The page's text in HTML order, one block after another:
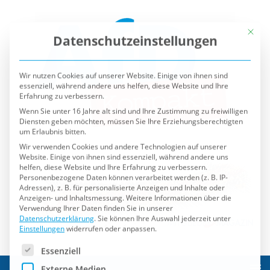
Wir nutzen Cookies auf unserer Website. Einige von ihnen sind
essenziell, während andere uns helfen, diese Website und Ihre
Erfahrung zu verbessern.
Wenn Sie unter 16 Jahre alt sind und Ihre Zustimmung zu freiwilligen
Diensten geben möchten, müssen Sie Ihre Erziehungsberechtigten
um Erlaubnis bitten.
Wir verwenden Cookies und andere Technologien auf unserer
Website. Einige von ihnen sind essenziell, während andere uns
helfen, diese Website und Ihre Erfahrung zu verbessern.
Personenbezogene Daten können verarbeitet werden (z. B. IP-
Adressen), z. B. für personalisierte Anzeigen und Inhalte oder
Anzeigen- und Inhaltsmessung.Weitere Informationen über die
Verwendung Ihrer Daten finden Sie in unserer
Datenschutzerklärung. Sie können Ihre Auswahl jederzeit unter
Einstellungenwiderrufen oder anpassen.
Es folgt eine Liste der Service-Gruppen, für die eine
Externe Medien